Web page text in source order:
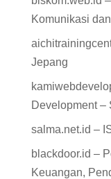
Komunikasi
Jepang
Development –
salma.net.id –
blackdoor.id –
Keuangan,